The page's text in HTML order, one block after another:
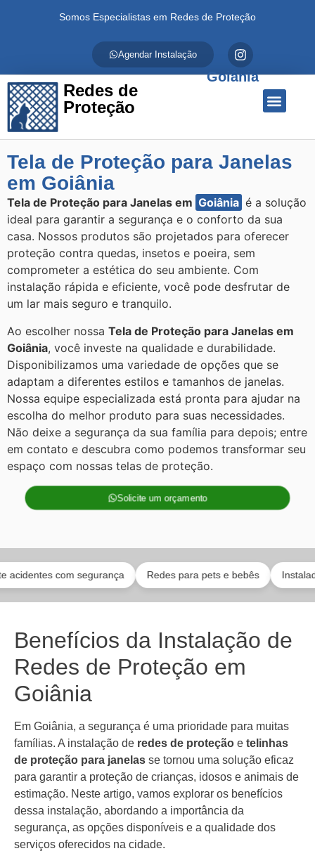
Somos Especialistas em Redes de Proteção
Agendar Instalação
Redes de
Proteção
Goiânia
Tela de Proteção para Janelas
em Goiânia
Tela de Proteção para Janelas em Goiânia é a solução
ideal para garantir a segurança e o conforto da sua
casa. Nossos produtos são projetados para oferecer
proteção contra quedas, insetos e poeira, sem
comprometer a estética do seu ambiente. Com
instalação rápida e eficiente, você pode desfrutar de
um lar mais seguro e tranquilo.
Ao escolher nossa Tela de Proteção para Janelas em
Goiânia, você investe na qualidade e durabilidade.
Disponibilizamos uma variedade de opções que se
adaptam a diferentes estilos e tamanhos de janelas.
Nossa equipe especializada está pronta para ajudar na
escolha do melhor produto para suas necessidades.
Não deixe a segurança da sua família para depois; entre
em contato e descubra como podemos transformar seu
espaço com nossas telas de proteção.
Solicite um orçamento
com segurança Redes para pets e bebês Instaladores
Benefícios da Instalação de
Redes de Proteção em
Goiânia
Em Goiânia, a segurança é uma prioridade para muitas
famílias. A instalação de redes de proteção e telinhas
de proteção para janelas se tornou uma solução eficaz
para garantir a proteção de crianças, idosos e animais de
estimação. Neste artigo, vamos explorar os benefícios
dessa instalação, abordando a importância da
segurança, as opções disponíveis e a qualidade dos
serviços oferecidos na cidade.